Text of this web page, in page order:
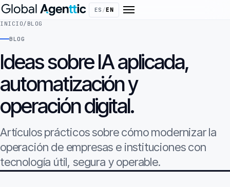
ES /EN
INICIO/ BLOG
BLOG
Ideas sobre IA aplicada,
automatización y
operación digital.
Artículos prácticos sobre cómo modernizar la
operación de empresas e instituciones con
tecnología útil, segura y operable.